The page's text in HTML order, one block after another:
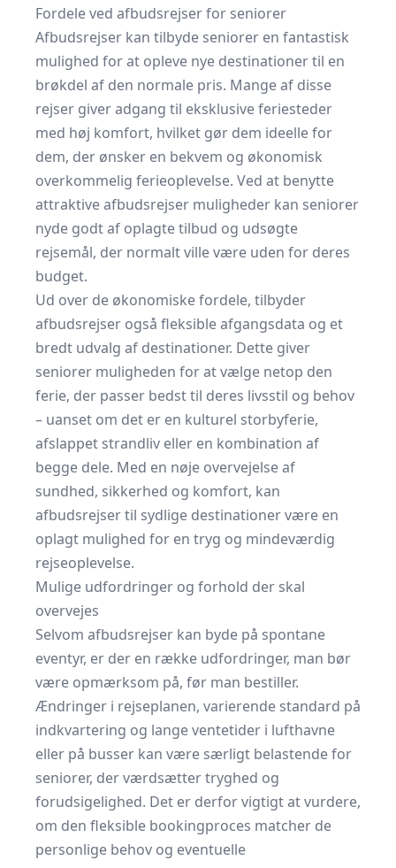
Fordele ved afbudsrejser for seniorer
Afbudsrejser kan tilbyde seniorer en fantastisk
mulighed for at opleve nye destinationer til en
brøkdel af den normale pris. Mange af disse
rejser giver adgang til eksklusive feriesteder
med høj komfort, hvilket gør dem ideelle for
dem, der ønsker en bekvem og økonomisk
overkommelig ferieoplevelse. Ved at benytte
attraktive afbudsrejser muligheder kan seniorer
nyde godt af oplagte tilbud og udsøgte
rejsemål, der normalt ville være uden for deres
budget.
Ud over de økonomiske fordele, tilbyder
afbudsrejser også fleksible afgangsdata og et
bredt udvalg af destinationer. Dette giver
seniorer muligheden for at vælge netop den
ferie, der passer bedst til deres livsstil og behov
– uanset om det er en kulturel storbyferie,
afslappet strandliv eller en kombination af
begge dele. Med en nøje overvejelse af
sundhed, sikkerhed og komfort, kan
afbudsrejser til sydlige destinationer være en
oplagt mulighed for en tryg og mindeværdig
rejseoplevelse.
Mulige udfordringer og forhold der skal
overvejes
Selvom afbudsrejser kan byde på spontane
eventyr, er der en række udfordringer, man bør
være opmærksom på, før man bestiller.
Ændringer i rejseplanen, varierende standard på
indkvartering og lange ventetider i lufthavne
eller på busser kan være særligt belastende for
seniorer, der værdsætter tryghed og
forudsigelighed. Det er derfor vigtigt at vurdere,
om den fleksible bookingproces matcher de
personlige behov og eventuelle